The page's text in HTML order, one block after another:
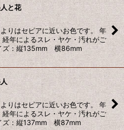
と花
りはセピアに近いお色です。 年
年によるスレ・ヤケ・汚れがご
ズ：縦135mm 横86mm
りはセピアに近いお色です。 年
年によるスレ・ヤケ・汚れがご
ズ：縦137mm 横87mm